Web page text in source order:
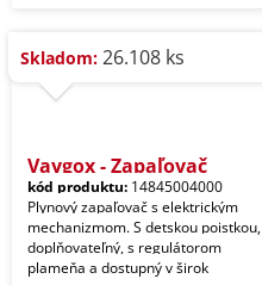
Skladom: 26.108 ks
Vaygox - Zapaľovač
kód produktu: 14845004000
Plynový zapaľovač s elektrickým
mechanizmom. S detskou poistkou,
doplňovateľný, s regulátorom
plameňa a dostupný v širok